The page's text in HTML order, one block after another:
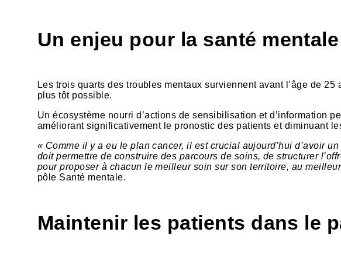
Un enjeu pour la santé
Les trois quarts des troubles mentaux surviennent avant l’âge de
plus tôt possible.
Un écosystème nourri d’actions de sensibilisation et d’information
améliorant significativement le pronostic des patients et diminuant
« Comme il y a eu le plan cancer, il est crucial aujourd’hui d’avoir
doit permettre de construire des parcours de soins, de structurer
pour proposer à chacun le meilleur soin sur son territoire, au
pôle Santé mentale.
Maintenir les patients dans le